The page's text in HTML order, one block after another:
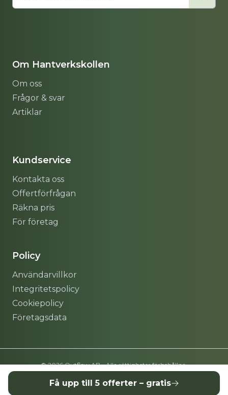
Få upp till 5 offerter – gratis
Om Hantverkskollen
Om oss
Frågor & svar
Artiklar
Kundservice
Kontakta oss
Offertförfrågan
Räkna pris
För företag
Policy
Användarvillkor
Integritetspolicy
Cookiepolicy
Företagsdata
© 2026 Outflow AB - Alla rättigheter förbehållna.